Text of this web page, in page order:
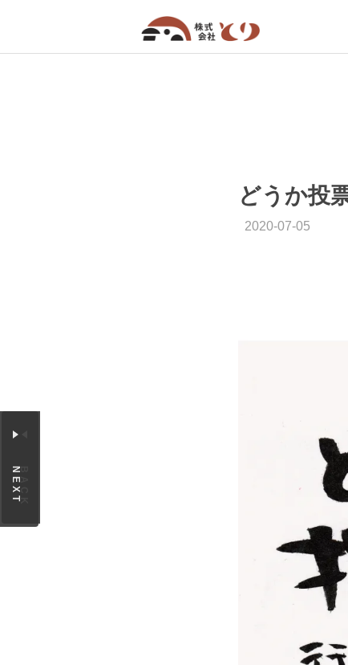
どうか投
2020-07-05
BACK
NEXT